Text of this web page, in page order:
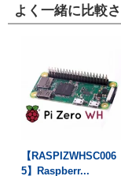
よく一緒に比較
【RASPIZWHSC006
5】Raspberr...